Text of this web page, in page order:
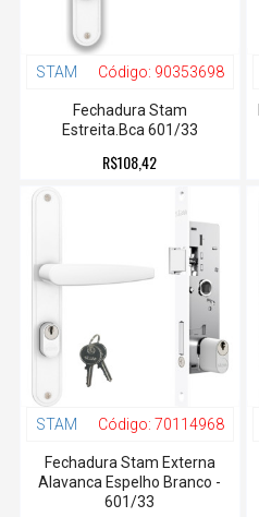
STAM Código: 90353698
Fechadura Stam
Estreita.Bca 601/33
R$108,42
STAM Código: 70114968
Fechadura Stam Externa
Alavanca Espelho Branco -
601/33